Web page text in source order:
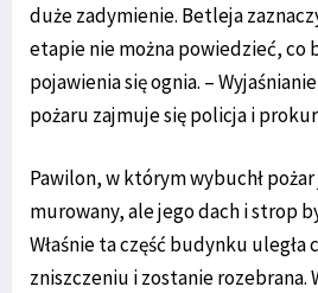
duże zadymienie. Betleja
etapie nie można powiedzieć, co
pojawienia się ognia. –
pożaru zajmuje się policja i
Pawilon, w którym wybuchł
murowany, ale jego dach i strop
Właśnie ta część budynku uległa
zniszczeniu i zostanie rozebrana.